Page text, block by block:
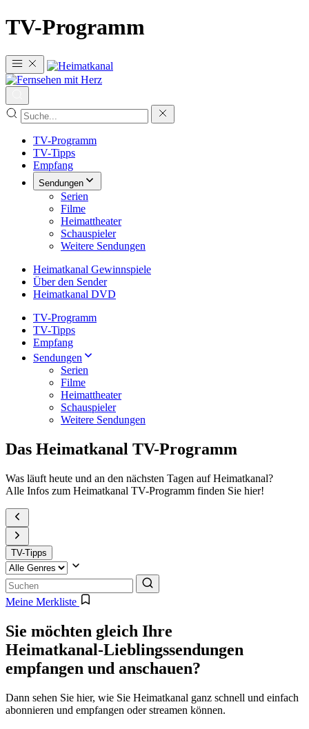
TV-Programm
TV-Programm
TV-Tipps
Empfang
Sendungen
Serien
Filme
Heimattheater
Schauspieler
Weitere Sendungen
Heimatkanal Gewinnspiele
Über den Sender
Heimatkanal DVD
TV-Programm
TV-Tipps
Empfang
Sendungen
Serien
Filme
Heimattheater
Schauspieler
Weitere Sendungen
Das Heimatkanal TV-Programm
Was läuft heute und an den nächsten Tagen auf Heimatkanal?
Alle Infos zum Heimatkanal TV-Programm finden Sie hier!
TV-Tipps
Meine Merkliste
Sie möchten gleich Ihre
Heimatkanal-Lieblingssendungen
empfangen und anschauen?
Dann sehen Sie hier, wie Sie Heimatkanal ganz schnell und einfach
abonnieren und empfangen oder streamen können.